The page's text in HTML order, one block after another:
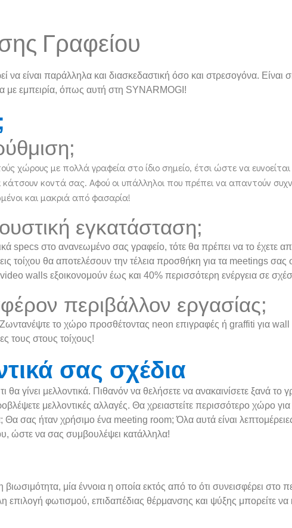
Γραφείου
είναι παράλληλα και διασκεδαστική όσο και στρεσογόνα. Είναι
με εμπειρία, όπως αυτή στη SYNARMOGI!
χώρους με πολλά γραφεία στο ίδιο σημείο, έτσι ώστε να
κοντά σας. Αφού οι υπάλληλοι που πρέπει να απαντούν
και μακριά από φασαρία!
εγκατάσταση;
specs στο ανανεωμένο σας γραφείο, τότε θα πρέπει να το έχετε
τοίχου θα αποτελέσουν την τέλεια προσθήκη για τα meetings
walls εξοικονομούν έως και 40% περισσότερη ενέργεια σε
περιβάλλον εργασίας;
το χώρο προσθέτοντας neon επιγραφές ή graffiti για wall
τους στους τοίχους!
σας σχέδια
γίνει μελλοντικά. Πιθανόν να θελήσετε να ανακαινίσετε ξανά
μελλοντικές αλλαγές. Θα χρειαστείτε περισσότερο χώρο
Θα σας ήταν χρήσιμο ένα meeting room; Όλα αυτά είναι
ώστε να σας συμβουλέψει κατάλληλα!
μία έννοια η οποία εκτός από το ότι συνεισφέρει στο
επιλογή φωτισμού, επιδαπέδιας θέρμανσης και ψύξης μπορείτε να